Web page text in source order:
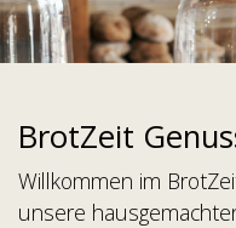
BrotZeit
Willkommen im
unsere